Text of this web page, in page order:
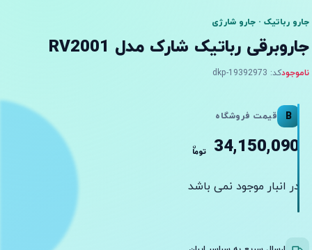
جارو رباتیک · جارو شارژی
جاروبرقی رباتیک شارک مدل RV2001
ناموجودکد: dkp-19392973
B قیمت فروشگاه
34,150,090 توما
ن
در انبار موجود نمی باشد